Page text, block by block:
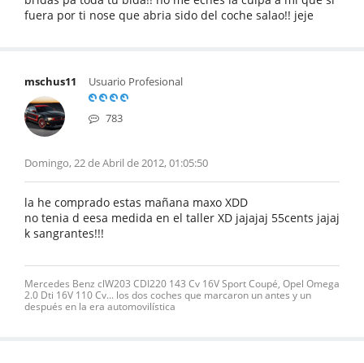
fuera por ti nose que abria sido del coche salao!! jeje
mschus11 Usuario Profesional
783
Domingo, 22 de Abril de 2012, 01:05:50
la he comprado estas mañana maxo XDD
no tenia d eesa medida en el taller XD jajajaj 55cents jajaj
k sangrantes!!!
Mercedes Benz clW203 CDI220 143 Cv 16V Sport Coupé, Opel Omega
2.0 Dti 16V 110 Cv... los dos coches que marcaron un antes y un
después en la era automovilística